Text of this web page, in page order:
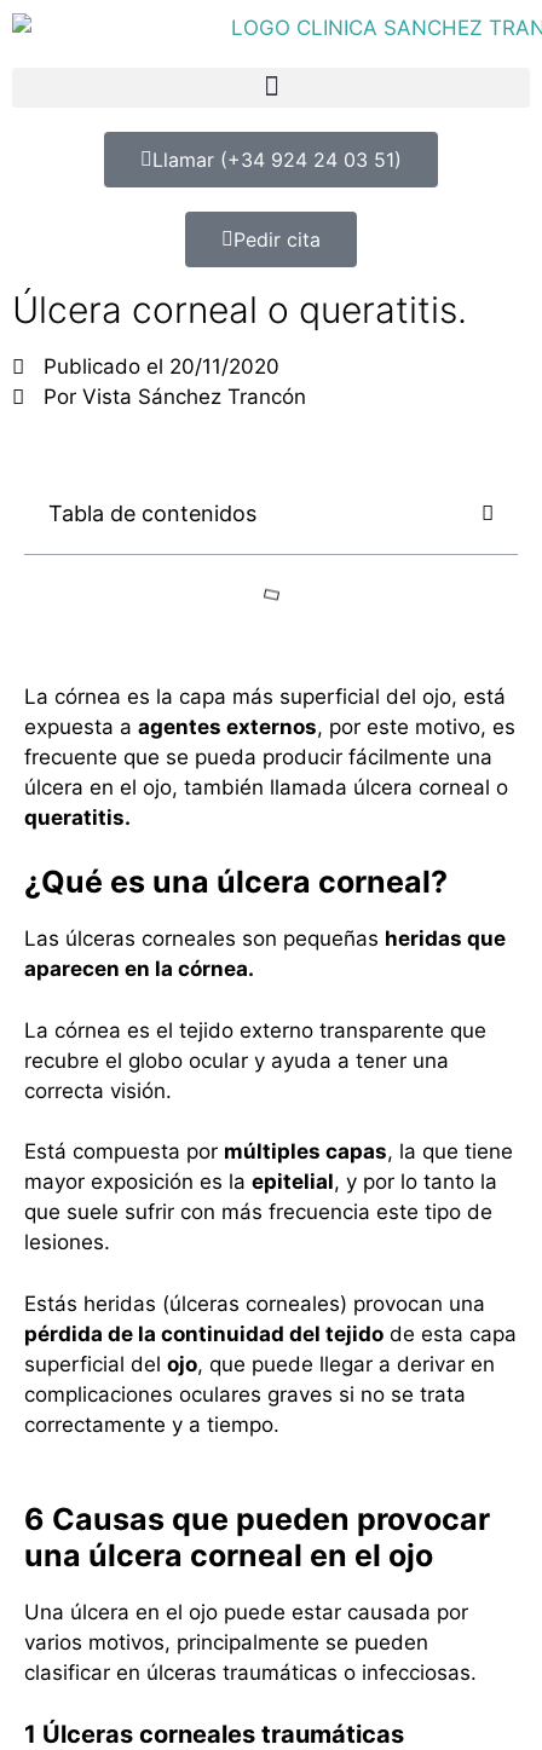
Llamar (+34 924 24 03 51)
Pedir cita
Úlcera corneal o queratitis.
Publicado el 20/11/2020
Por Vista Sánchez Trancón
La córnea es la capa más superficial del ojo, está
expuesta a agentes externos, por este motivo, es
frecuente que se pueda producir fácilmente una
úlcera en el ojo, también llamada úlcera corneal o
queratitis.
¿Qué es una úlcera corneal?
Las úlceras corneales son pequeñas heridas que
aparecen en la córnea.
La córnea es el tejido externo transparente que
recubre el globo ocular y ayuda a tener una
correcta visión.
Está compuesta por múltiples capas, la que tiene
mayor exposición es la epitelial, y por lo tanto la
que suele sufrir con más frecuencia este tipo de
lesiones.
Estás heridas (úlceras corneales) provocan una
pérdida de la continuidad del tejido de esta capa
superficial del ojo, que puede llegar a derivar en
complicaciones oculares graves si no se trata
correctamente y a tiempo.
6 Causas que pueden provocar
una úlcera corneal en el ojo
Una úlcera en el ojo puede estar causada por
varios motivos, principalmente se pueden
clasificar en úlceras traumáticas o infecciosas.
1 Úlceras corneales traumáticas
Tabla de contenidos